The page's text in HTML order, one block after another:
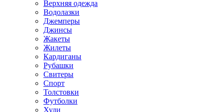
Верхняя одежда
Водолазки
Джемперы
Джинсы
Жакеты
Жилеты
Кардиганы
Рубашки
Свитеры
Спорт
Толстовки
Футболки
Худи